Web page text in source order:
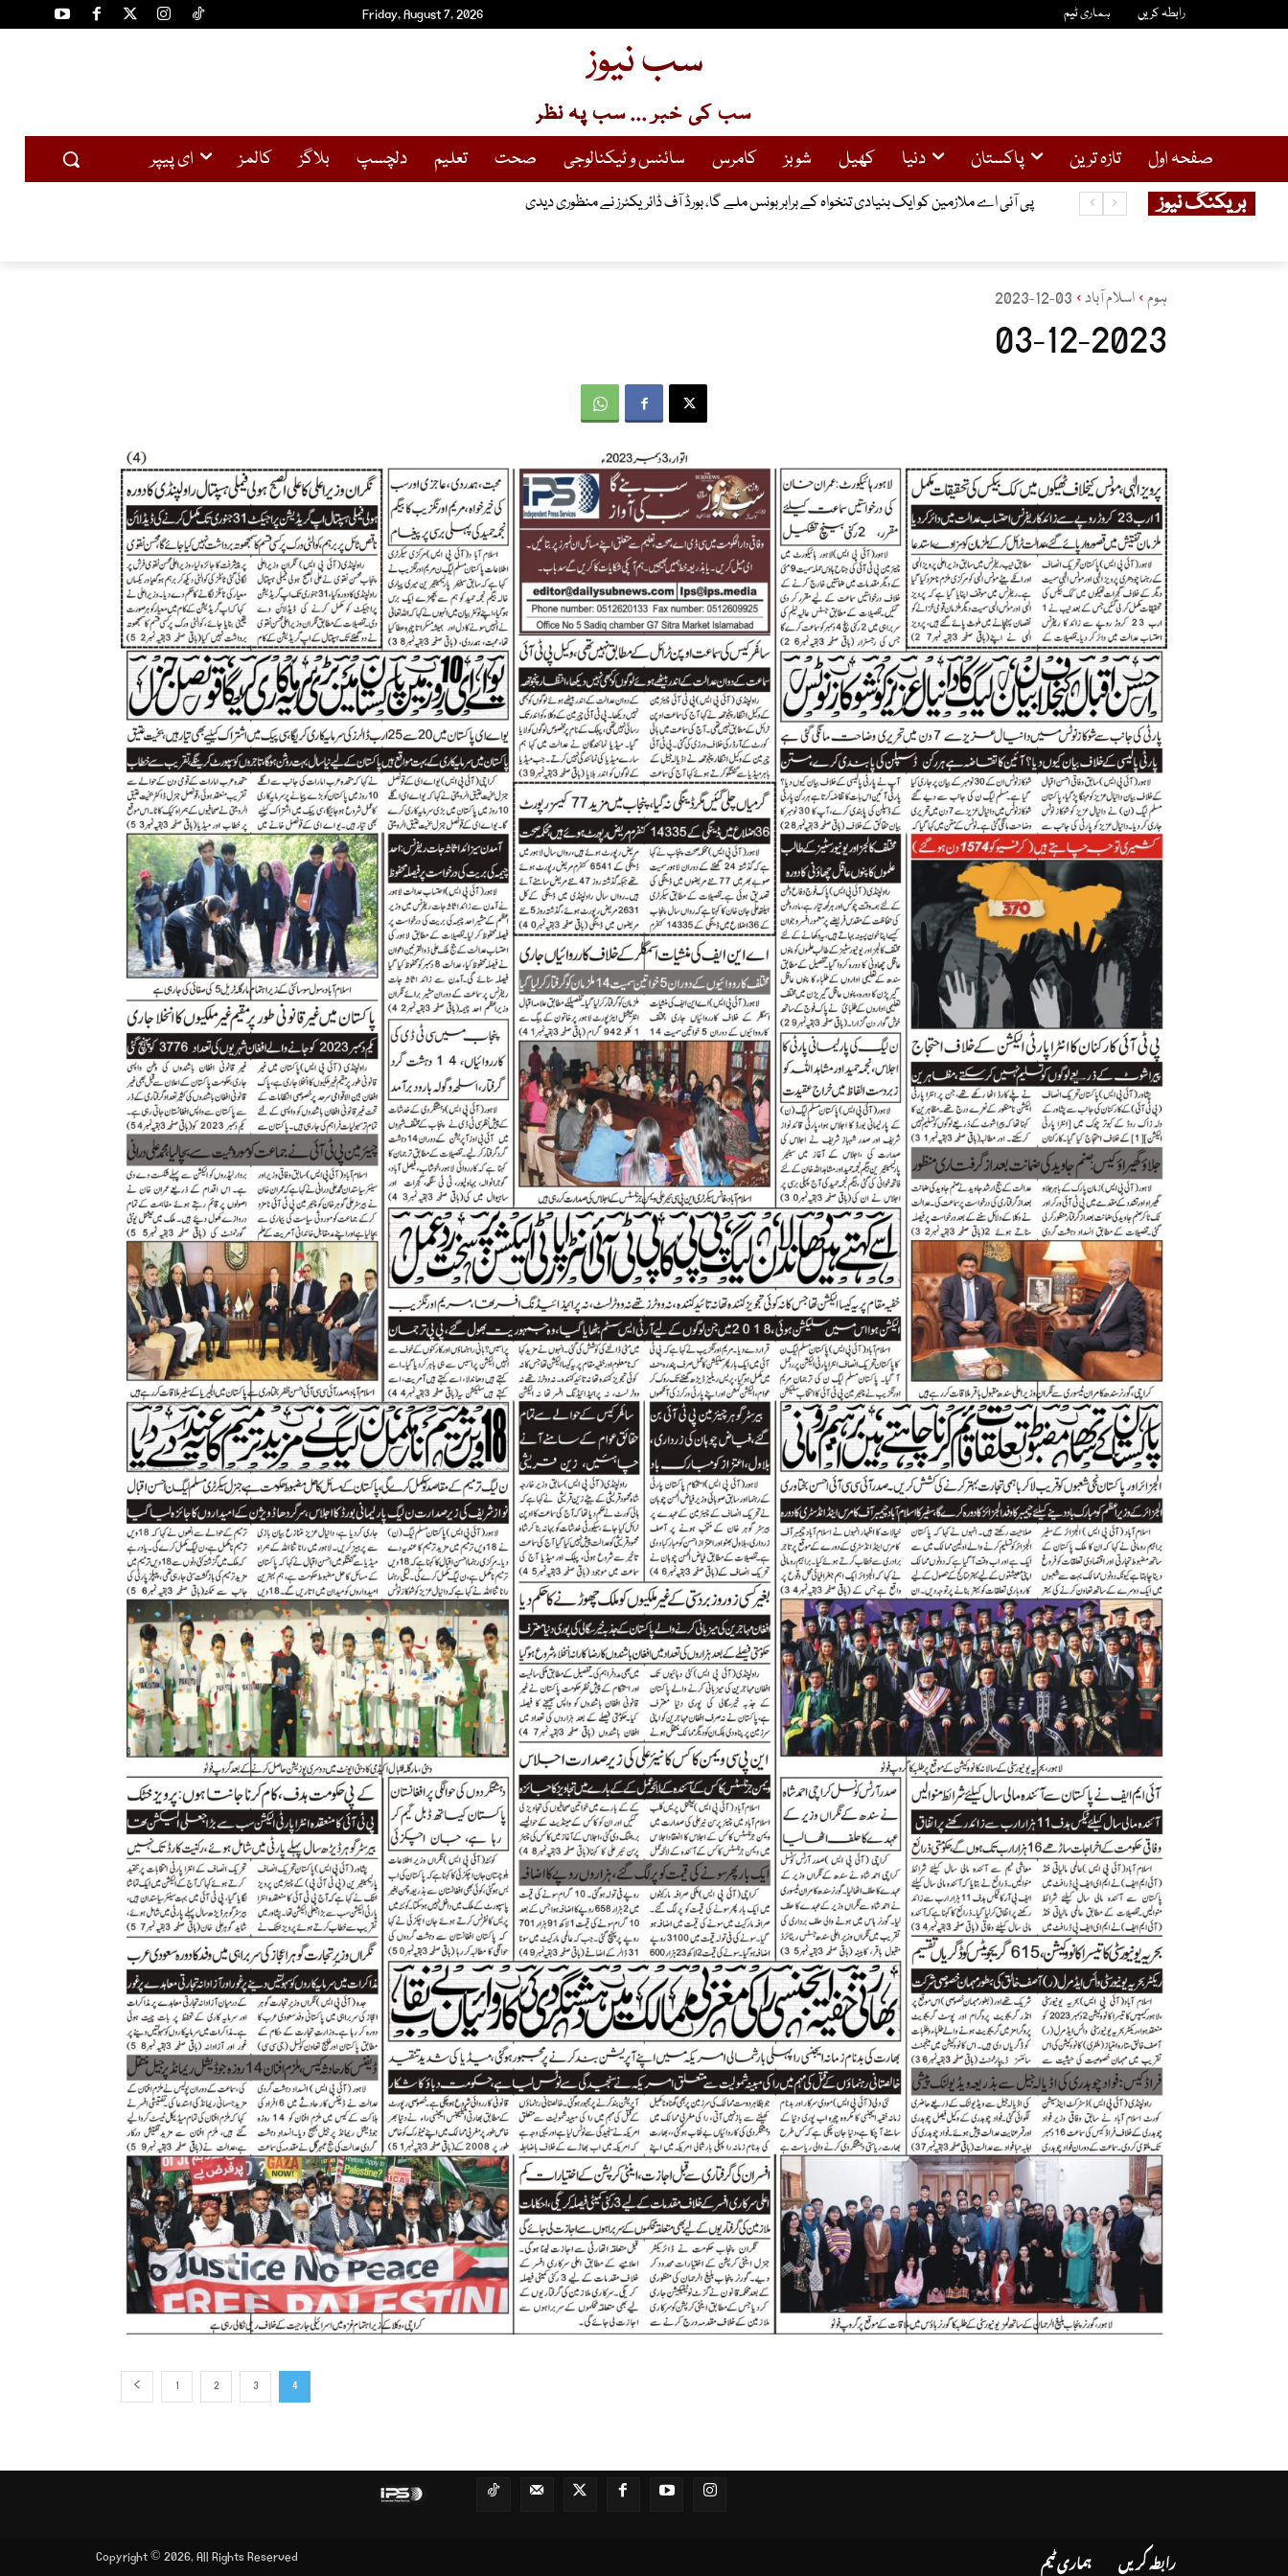
Friday, August 7, 2026 رابطہ کریں ہماری ٹیم
سب نیوز
سب کی خبر ... سب پہ نظر
صفحہ اول تازہ ترین پاکستان دنیا کھیل شوبز کامرس سائنس و ٹیکنالوجی صحت تعلیم دلچسپ بلاگز کالمز ای پیپر
بریکنگ نیوز پی آئی اے ملازمین کو ایک بنیادی تنخواہ کے برابر بونس ملے گا، بورڈ آف ڈائریکٹرز نے منظوری دیدی
پاکستان بار کونسل نے نئے صوبوں کے قیام سے متعلق قرارداد متفقہ طور پر منظور کر لی
ہوم اسلام آباد 03-12-2023
03-12-2023
1 2 3 4
Copyright © 2026, All Rights Reserved رابطہ کریں ہماری ٹیم